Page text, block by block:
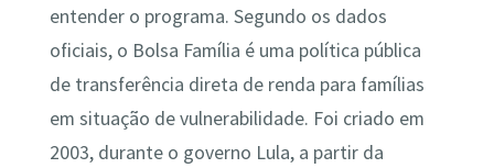
entender o programa. Segundo os dados
oficiais, o Bolsa Família é uma política pública
de transferência direta de renda para famílias
em situação de vulnerabilidade. Foi criado em
2003, durante o governo Lula, a partir da